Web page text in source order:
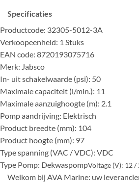
Specificaties
Productcode: 32305-5012-3A
Verkoopeenheid: 1 Stuks
EAN code: 8720193075716
Merk: Jabsco
In- uit schakelwaarde (psi): 50
Maximale capaciteit (l/min.): 11
Maximale aanzuighoogte (m): 2.1
Pomp aandrijving: Elektrisch
Product breedte (mm): 104
Product hoogte (mm): 97
Type spanning (VAC / VDC): VDC
Type Pomp: DekwaspompVoltage (V): 12 /
Welkom bij AVA Marine: uw